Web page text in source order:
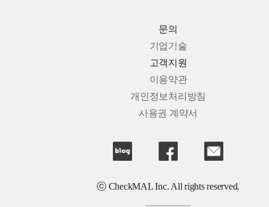
문의
기업기술
고객지원
이용약관
개인정보처리방침
사용권 계약서
ⓒ CheckMAL Inc. All rights reserved.